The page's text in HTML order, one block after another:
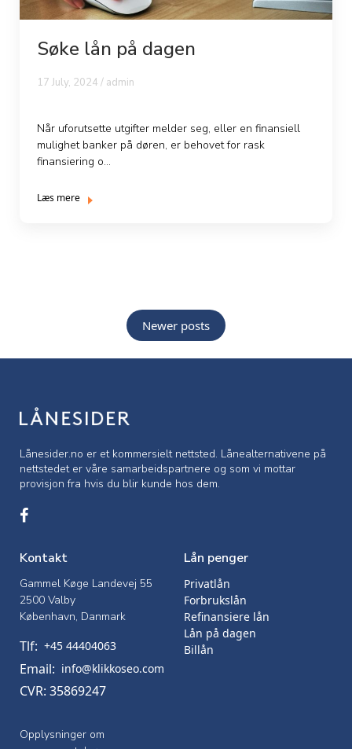
Søke lån på dagen
17 July, 2024 / admin
Når uforutsette utgifter melder seg, eller en finansiell
mulighet banker på døren, er behovet for rask
finansiering o...
Læs mere
navigation
Newer posts
Lånesider.no er et kommersielt nettsted. Lånealternativene på
nettstedet er våre samarbeidspartnere og som vi mottar
provisjon fra hvis du blir kunde hos dem.
Kontakt
Gammel Køge Landevej 55
2500 Valby
København, Danmark
Tlf: +45 44404063
Email: info@klikkoseo.com
CVR: 35869247
Opplysninger om
Lån penger
Privatlån
Forbrukslån
Refinansiere lån
Lån på dagen
Billån